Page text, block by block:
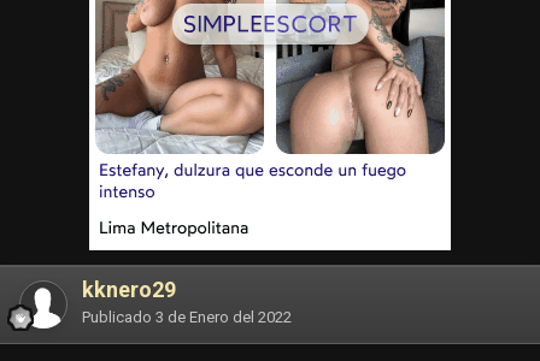
kknero29
Publicado 3 de Enero del 2022